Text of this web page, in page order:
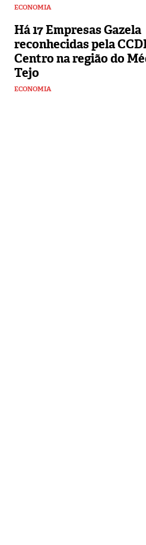
ECONOMIA
Há 17 Empresas Gazela
reconhecidas pela
Centro na região do
Tejo
ECONOMIA